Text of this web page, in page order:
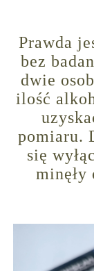
Prawda
bez
dwie
ilość
pomiaru.
się
minęły